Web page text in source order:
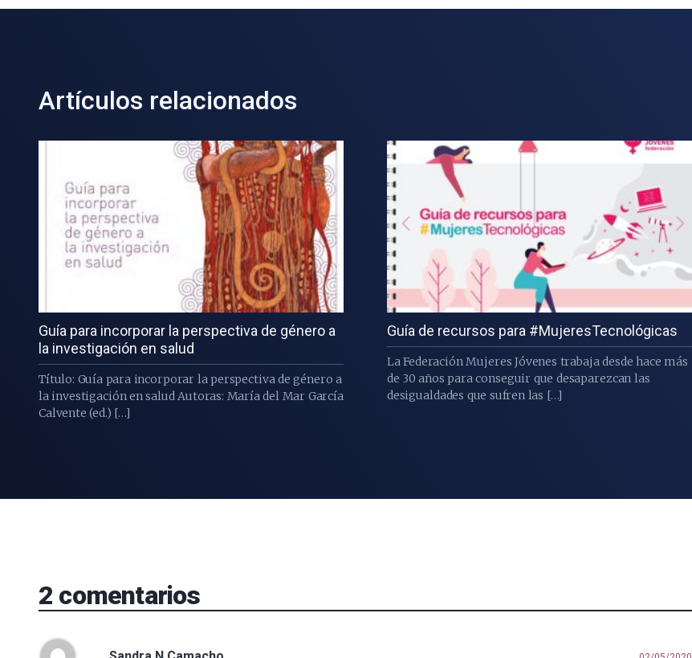
Artículos relacionados
Guía para incorporar la perspectiva de género a
la investigación en salud
Título: Guía para incorporar la perspectiva de género a
la investigación en salud Autoras: María del Mar García
Calvente (ed.) […]
Guía de recursos para #MujeresTecnológicas
La Federación Mujeres Jóvenes trabaja desde hace más
de 30 años para conseguir que desaparezcan las
desigualdades que sufren las […]
2 comentarios